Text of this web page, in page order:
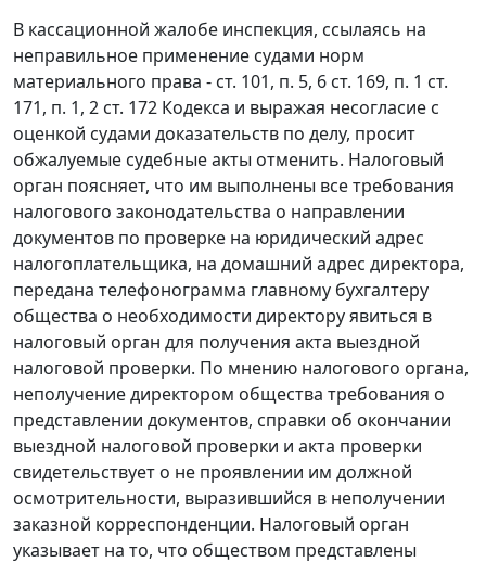
В кассационной жалобе инспекция, ссылаясь на
неправильное применение судами норм
материального права - ст. 101, п. 5, 6 ст. 169, п. 1 ст.
171, п. 1, 2 ст. 172 Кодекса и выражая несогласие с
оценкой судами доказательств по делу, просит
обжалуемые судебные акты отменить. Налоговый
орган поясняет, что им выполнены все требования
налогового законодательства о направлении
документов по проверке на юридический адрес
налогоплательщика, на домашний адрес директора,
передана телефонограмма главному бухгалтеру
общества о необходимости директору явиться в
налоговый орган для получения акта выездной
налоговой проверки. По мнению налогового органа,
неполучение директором общества требования о
представлении документов, справки об окончании
выездной налоговой проверки и акта проверки
свидетельствует о не проявлении им должной
осмотрительности, выразившийся в неполучении
заказной корреспонденции. Налоговый орган
указывает на то, что обществом представлены